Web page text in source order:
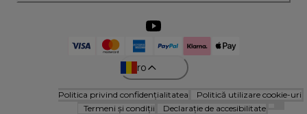
ro
Politica privind confidențialitatea
Politică utilizare cookie-uri
Termeni și condiții
Declarație de accesibilitate